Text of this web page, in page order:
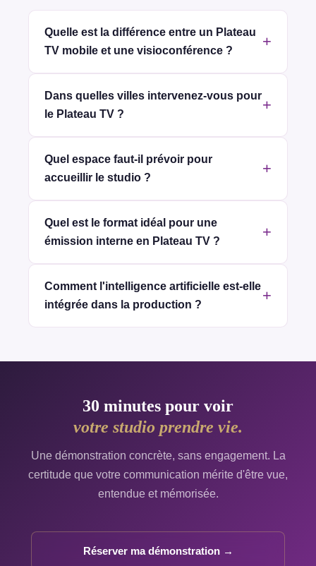
Quelle est la différence entre un Plateau
TV mobile et une visioconférence ?
Dans quelles villes intervenez-vous pour
le Plateau TV ?
Quel espace faut-il prévoir pour
accueillir le studio ?
Quel est le format idéal pour une
émission interne en Plateau TV ?
Comment l'intelligence artificielle est-elle
intégrée dans la production ?
30 minutes pour voir
votre studio prendre vie.
Une démonstration concrète, sans engagement. La
certitude que votre communication mérite d'être vue,
entendue et mémorisée.
Réserver ma démonstration →